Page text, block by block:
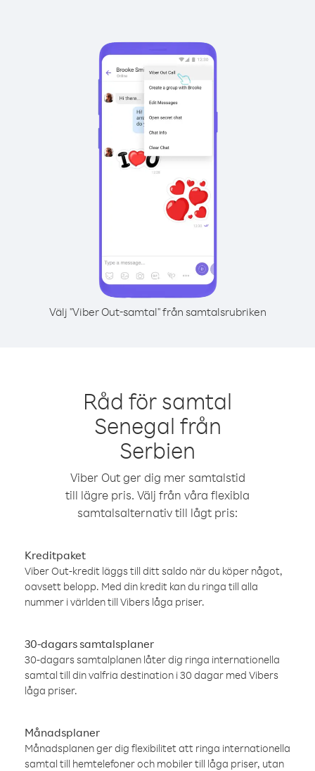
Välj "Viber Out-samtal" från samtalsrubriken
Råd för samtal
Senegal från
Serbien
Viber Out ger dig mer samtalstid
till lägre pris. Välj från våra flexibla
samtalsalternativ till lågt pris:
Kreditpaket
Viber Out-kredit läggs till ditt saldo när du köper något,
oavsett belopp. Med din kredit kan du ringa till alla
nummer i världen till Vibers låga priser.
30-dagars samtalsplaner
30-dagars samtalplanen låter dig ringa internationella
samtal till din valfria destination i 30 dagar med Vibers
låga priser.
Månadsplaner
Månadsplanen ger dig flexibilitet att ringa internationella
samtal till hemtelefoner och mobiler till låga priser, utan